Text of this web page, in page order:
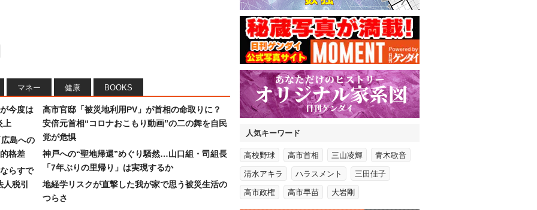
マネー 健康 BOOKS
今度は
上
島への
格差
らすで
税引
高市官邸「被災地利用PV」が首相の命取りに？
安倍元首相“コロナおこもり動画”の二の舞を自民
党が危惧
神戸への“聖地帰還”めぐり騒然…山口組・司組長
「7年ぶりの里帰り」は実現するか
地経学リスクが直撃した我が家で思う被災生活の
つらさ
人気キーワード
高校野球 高市首相 三山凌輝 青木歌音
清水アキラ ハラスメント 三田佳子
高市政権 高市早苗 大岩剛